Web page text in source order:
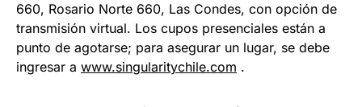
660, Rosario Norte 660, Las Condes, con opción de
transmisión virtual. Los cupos presenciales están a
punto de agotarse; para asegurar un lugar, se debe
ingresar a www.singularitychile.com .